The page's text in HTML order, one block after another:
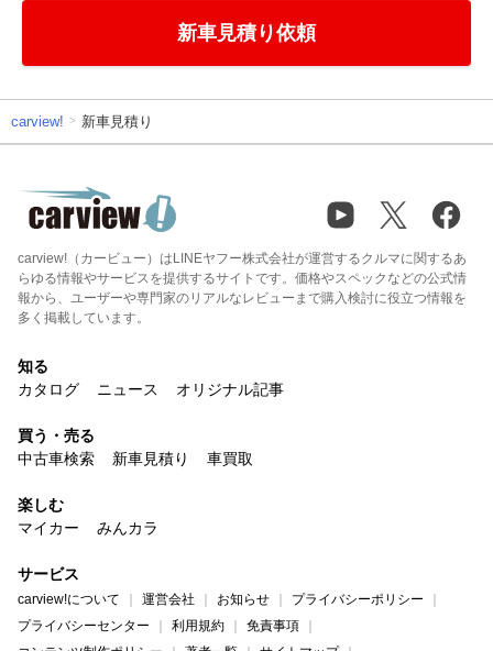
新車見積り依頼
carview! 新車見積り
carview!（カービュー）はLINEヤフー株式会社が運営するクルマに関するあ
らゆる情報やサービスを提供するサイトです。価格やスペックなどの公式情
報から、ユーザーや専門家のリアルなレビューまで購入検討に役立つ情報を
多く掲載しています。
知る
カタログ
ニュース オリジナル記事
買う・売る
中古車検索
新車見積り 車買取
楽しむ
マイカー
みんカラ
サービス
carview!について 運営会社 お知らせ
プライバシーポリシー
プライバシーセンター
利用規約
免責事項